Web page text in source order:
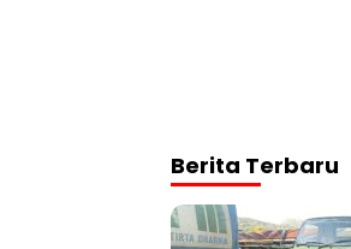
Berita Terbaru